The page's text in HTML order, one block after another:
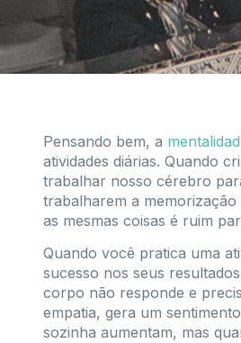
Pensando bem, a
atividades diárias. Quando
trabalhar nosso cérebro
trabalharem a
as mesmas coisas é ruim
Quando você pratica uma
sucesso nos seus
corpo não responde e
empatia, gera um
sozinha aumentam, mas